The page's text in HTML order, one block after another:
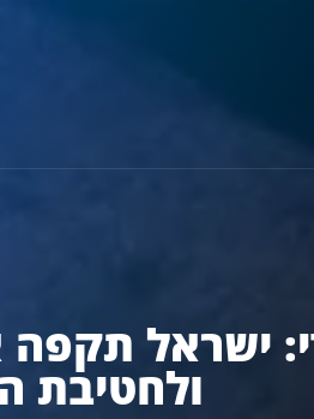
ישראל תקפה
ולחטיבת